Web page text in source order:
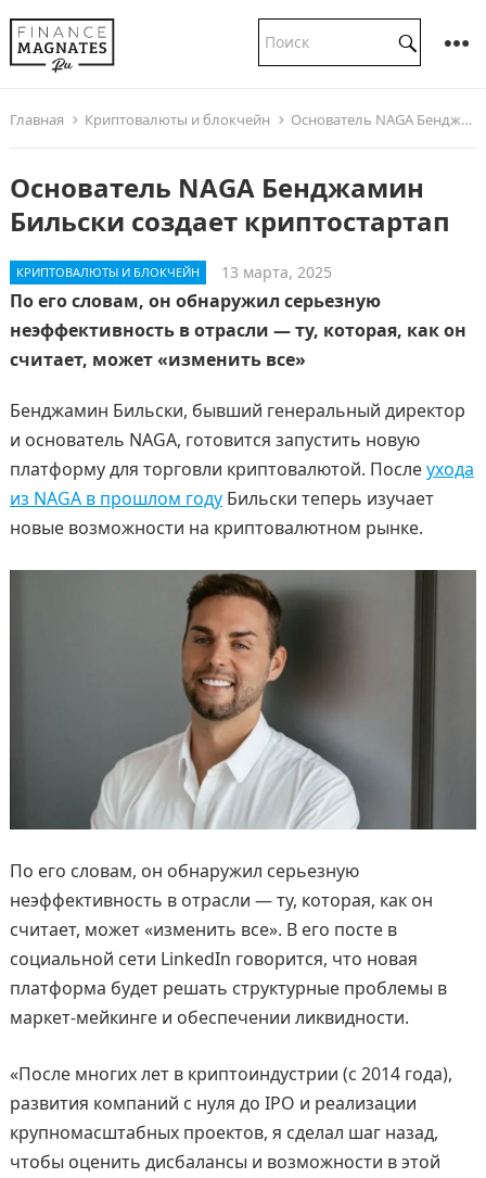
Главная Криптовалюты и блокчейн Основатель NAGA Бенджамин Бильски создает криптостартап
Основатель NAGA Бенджамин
Бильски создает криптостартап
КРИПТОВАЛЮТЫ И БЛОКЧЕЙН 13 марта, 2025
По его словам, он обнаружил серьезную
неэффективность в отрасли — ту, которая, как он
считает, может «изменить все»
Бенджамин Бильски, бывший генеральный директор
и основатель NAGA, готовится запустить новую
платформу для торговли криптовалютой. Послеухода
из NAGA в прошлом годуБильски теперь изучает
новые возможности на криптовалютном рынке.
По его словам, он обнаружил серьезную
неэффективность в отрасли — ту, которая, как он
считает, может «изменить все». В его посте в
социальной сети LinkedIn говорится, что новая
платформа будет решать структурные проблемы в
маркет-мейкинге и обеспечении ликвидности.
«После многих лет в криптоиндустрии (с 2014 года),
развития компаний с нуля до IPO и реализации
крупномасштабных проектов, я сделал шаг назад,
чтобы оценить дисбалансы и возможности в этой